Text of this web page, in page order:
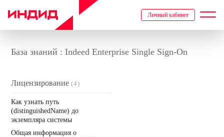
Личный кабинет
База знаний : Indeed Enterprise Single Sign-On
Лицензирование (4)
Как узнать путь
(distinguishedName) до
экземпляра системы
Общая информация о